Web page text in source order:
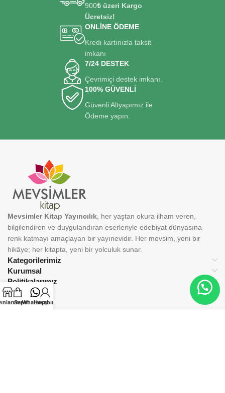
900₺ üzeri Kargo
Ücretsiz!
ONLİNE ÖDEME
Kredi kartınızla taksit
imkanı
7/24 DESTEK
Çevrimiçi destek imkanı.
100% GÜVENLİ
Güvenli Altyapımız ile
Ödeme yapın.
Kategorilerimiz
Kurumsal
Politikalarımız
Mevsimler Kitap Yayıncılık , her yaştan okura ilham veren,
bilgilendiren ve duygulandıran eserleriyle edebiyat dünyasına
renk katmayı amaçlayan bir yayınevidir. Her mevsim, yeni bir
hikâye; her kitapta, yeni bir yolculuk sunar.
SepetWhatsapp
Hesabım